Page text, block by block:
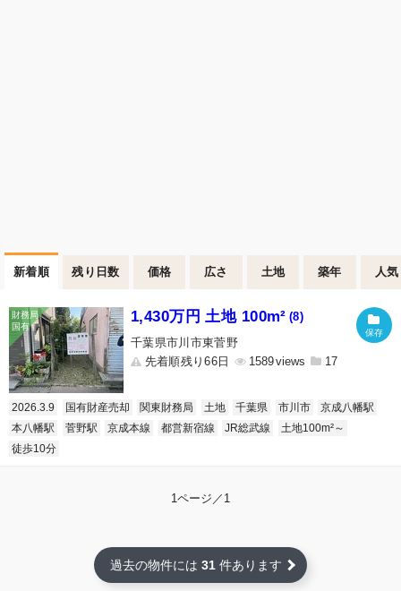
新着順 残り日数 価格 広さ 土地 築年 人気
1,430万円 土地 100m² (8)
千葉県市川市東菅野
先着順残り66日
1589 17
2026.3.9 国有財産売却 関東財務局 土地 千葉県 市川市
京成八幡駅
本八幡駅
菅野駅 京成本線 都営新宿線 JR総武線
土地100m²～
徒歩10分
1ページ／1
過去の物件には 31 件あります